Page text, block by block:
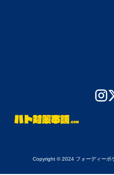
Copyright © 2024 フォーディーポ